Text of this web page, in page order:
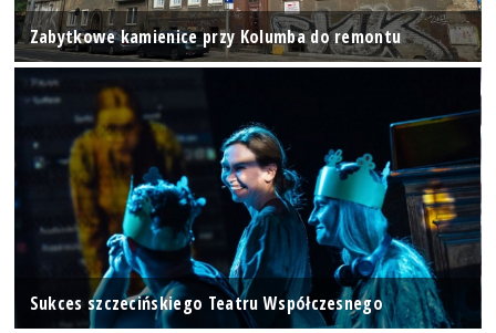
Zabytkowe kamienice przy Kolumba do remontu
Sukces szczecińskiego Teatru Współczesnego